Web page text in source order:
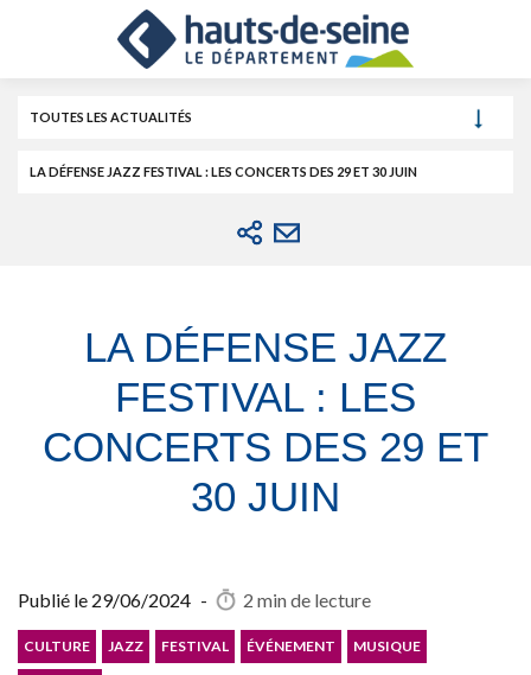
TOUTES LES ACTUALITÉS
LA DÉFENSE JAZZ FESTIVAL : LES CONCERTS DES 29 ET 30 JUIN
LA DÉFENSE JAZZ
FESTIVAL : LES
CONCERTS DES 29 ET
30 JUIN
Publié le 29/06/2024 - 2 minde lecture
CULTURE JAZZ FESTIVAL ÉVÉNEMENT MUSIQUE
Cookies et traceurs utilisés sur ce site.